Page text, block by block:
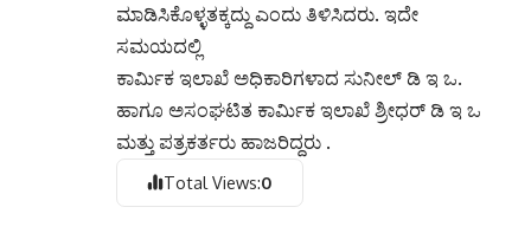
ಮಾಡಿಸಿಕೊಳ್ಳತಕ್ಕದ್ದು ಎಂದು ತಿಳಿಸಿದರು. ಇದೇ
ಸಮಯದಲ್ಲಿ
ಕಾರ್ಮಿಕ ಇಲಾಖೆ ಅಧಿಕಾರಿಗಳಾದ ಸುನೀಲ್ ಡಿ ಇ ಒ.
ಹಾಗೂ ಅಸಂಘಟಿತ ಕಾರ್ಮಿಕ ಇಲಾಖೆ ಶ್ರೀಧರ್ ಡಿ ಇ ಒ
ಮತ್ತು ಪತ್ರಕರ್ತರು ಹಾಜರಿದ್ದರು .
Total Views:0